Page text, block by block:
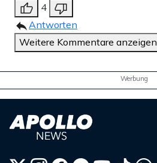
4
Antworten
Weitere Kommentare anzeigen
Werbung